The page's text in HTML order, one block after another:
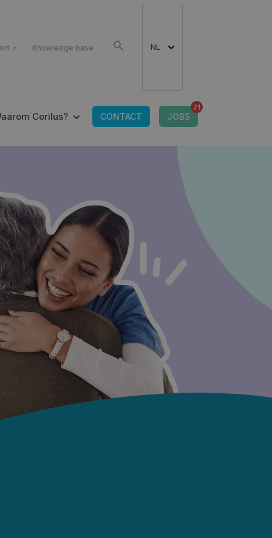
↗ Knowledge base NL
TOOLS
SUBMENU FOR IT-OMGEVING
Corilus? SHOW SUBMENU FOR WAAROM CORILUS?
CONTACT JOBS
21